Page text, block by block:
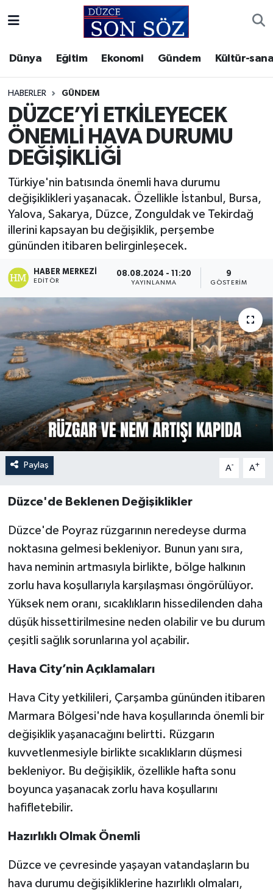
Dünya Eğitim Ekonomi Gündem Kültür-
HABERLER GÜNDEM
DÜZCE’Yİ ETKİLEYECEK
ÖNEMLİ HAVA DURUMU
DEĞİŞİKLİĞİ
Türkiye'nin batısında önemli hava durumu
değişiklikleri yaşanacak. Özellikle İstanbul, Bursa,
Yalova, Sakarya, Düzce, Zonguldak ve Tekirdağ
illerini kapsayan bu değişiklik, perşembe
gününden itibaren belirginleşecek.
HABER MERKEZI
EDITÖR
08.08.2024 - 11:20
YAYINLANMA
9
GÖSTERIM
Paylaş A- A+
Düzce'de Beklenen Değişiklikler
Düzce'de Poyraz rüzgarının neredeyse durma
noktasına gelmesi bekleniyor. Bunun yanı sıra,
hava neminin artmasıyla birlikte, bölge halkının
zorlu hava koşullarıyla karşılaşması öngörülüyor.
Yüksek nem oranı, sıcaklıkların hissedilenden daha
düşük hissettirilmesine neden olabilir ve bu durum
çeşitli sağlık sorunlarına yol açabilir.
Hava City’nin Açıklamaları
Hava City yetkilileri, Çarşamba gününden itibaren
Marmara Bölgesi'nde hava koşullarında önemli bir
değişiklik yaşanacağını belirtti. Rüzgarın
kuvvetlenmesiyle birlikte sıcaklıkların düşmesi
bekleniyor. Bu değişiklik, özellikle hafta sonu
boyunca yaşanacak zorlu hava koşullarını
hafifletebilir.
Hazırlıklı Olmak Önemli
Düzce ve çevresinde yaşayan vatandaşların bu
hava durumu değişikliklerine hazırlıklı olmaları,
Gizlilik Sözleşmesi
İletişim
Künye
Video Galeri
Akçakoca Hava Durumu
Akçakoca Trafik Yoğunluk Haritası
Süper Lig Puan Durumu ve Fikstür
Tüm Manşetler
Son Dakika Haberleri
Haber Arşivi